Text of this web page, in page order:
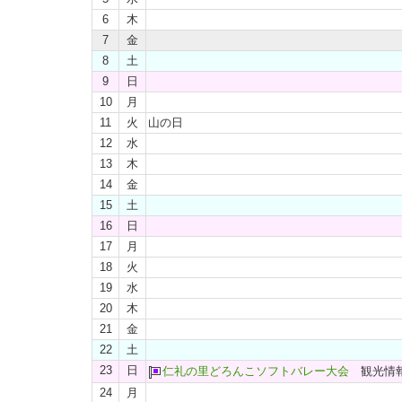
6
木
7
金
8
土
9
日
10
月
11
火
山の日
12
水
13
木
14
金
15
土
16
日
17
月
18
火
19
水
20
木
21
金
22
土
23
日 仁礼の里どろんこソフトバレー大会 観光情
24
月